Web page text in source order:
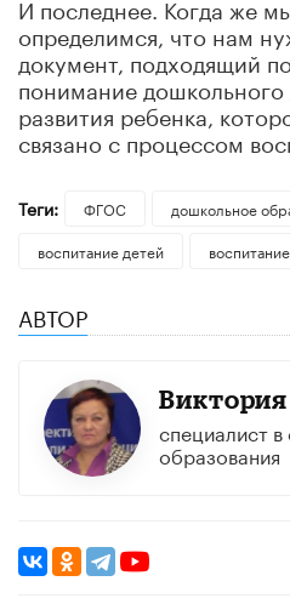
И последнее. Когда же
определимся, что нам
документ, подходящий
понимание дошкольного
развития ребенка,
связано с процессом
Теги: ФГОС
дошкольное
воспитание детей
воспитание
АВТОР
специалист
образования